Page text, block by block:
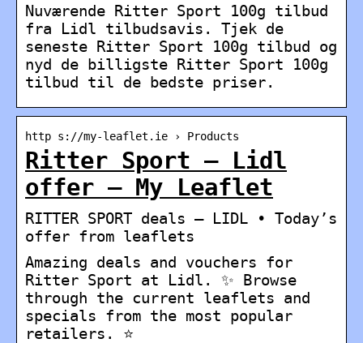
Nuværende Ritter Sport 100g tilbud
fra Lidl tilbudsavis. Tjek de
seneste Ritter Sport 100g tilbud og
nyd de billigste Ritter Sport 100g
tilbud til de bedste priser.
http s://my-leaflet.ie › Products
Ritter Sport – Lidl
offer – My Leaflet
RITTER SPORT deals – LIDL • Today’s
offer from leaflets
Amazing deals and vouchers for
Ritter Sport at Lidl. ✨ Browse
through the current leaflets and
specials from the most popular
retailers. ⭐